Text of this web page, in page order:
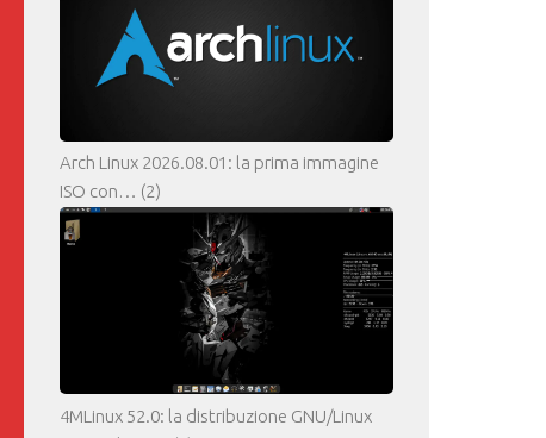
Arch Linux 2026.08.01: la prima immagine
ISO con… (2)
4MLinux 52.0: la distribuzione GNU/Linux